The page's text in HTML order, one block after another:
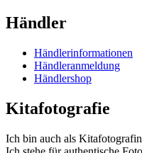
Händler
Händlerinformationen
Händleranmeldung
Händlershop
Kitafotografie
Ich bin auch als